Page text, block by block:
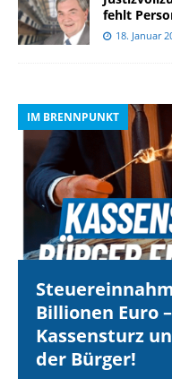
fehlt
18. Januar
IM BRENNPUNKT
Billionen Euro
Kassensturz
der Bürger!